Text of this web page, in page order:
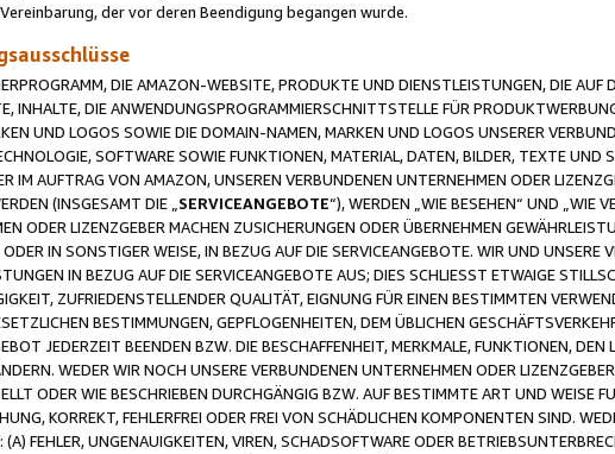
der vor deren Beendigung begangen wurde.
DIE AMAZON-WEBSITE, PRODUKTE UND DIENSTLEISTUNGEN, DIE
INHALTE, DIE ANWENDUNGSPROGRAMMIERSCHNITTSTELLE FÜR
UND LOGOS SOWIE DIE DOMAIN-NAMEN, MARKEN UND LOGOS UNSERER
SOFTWARE SOWIE FUNKTIONEN, MATERIAL, DATEN, BILDER, TEXTE
IM AUFTRAG VON AMAZON, UNSEREN VERBUNDENEN UNTERNEHMEN ODER
(INSGESAMT DIE „ SERVICEANGEBOTE“), WERDEN „WIE BESEHEN“ UND „WIE
ODER LIZENZGEBER MACHEN ZUSICHERUNGEN ODER ÜBERNEHMEN
IN SONSTIGER WEISE, IN BEZUG AUF DIE SERVICEANGEBOTE. WIR UND
IN BEZUG AUF DIE SERVICEANGEBOTE AUS; DIES SCHLIESST ETWAIGE
ZUFRIEDENSTELLENDER QUALITÄT, EIGNUNG FÜR EINEN BESTIMMTEN
BESTIMMUNGEN, GEPFLOGENHEITEN, DEM ÜBLICHEN
JEDERZEIT BEENDEN BZW. DIE BESCHAFFENHEIT, MERKMALE, FUNKTIONEN,
WEDER WIR NOCH UNSERE VERBUNDENEN UNTERNEHMEN ODER
ODER WIE BESCHRIEBEN DURCHGÄNGIG BZW. AUF BESTIMMTE ART UND WEISE
KORREKT, FEHLERFREI ODER FREI VON SCHÄDLICHEN KOMPONENTEN SIND.
(A) FEHLER, UNGENAUIGKEITEN, VIREN, SCHADSOFTWARE ODER